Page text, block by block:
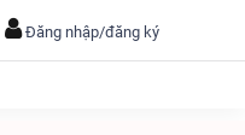
Đăng nhập/đăng ký